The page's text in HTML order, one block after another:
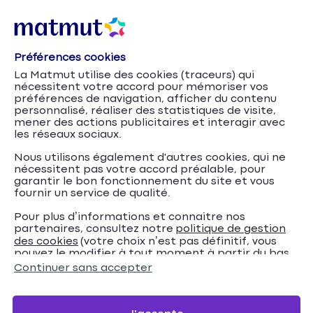
Accueil Assurance Auto Conseils
Sinistre avec un
tiers non-identifié : que faire ?
Sinistre avec un tiers
Préférences cookies
La Matmut utilise des cookies (traceurs) qui
nécessitent votre accord pour mémoriser vos
préférences de navigation, afficher du contenu
personnalisé, réaliser des statistiques de visite,
mener des actions publicitaires et interagir avec
les réseaux sociaux.
Nous utilisons également d'autres cookies, qui ne
nécessitent pas votre accord préalable, pour
garantir le bon fonctionnement du site et vous
fournir un service de qualité.
Pour plus d’informations et connaitre nos
partenaires, consultez notre politique de gestion
des cookies (votre choix n’est pas définitif, vous
pouvez le modifier à tout moment à partir du bas
de page de notre site).
Continuer sans accepter